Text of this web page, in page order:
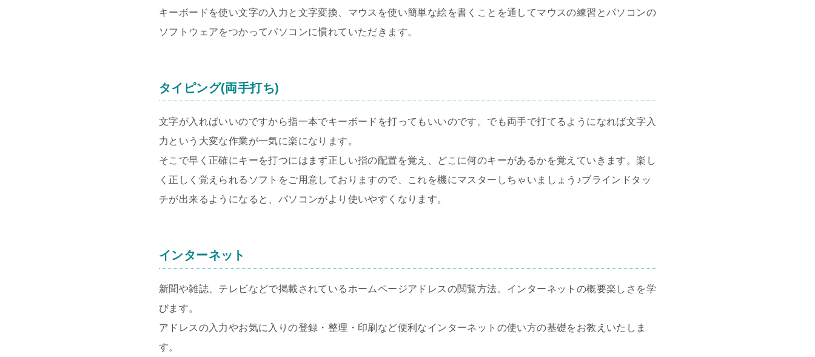
キーボードを使い文字の入力と文字変換、マウスを使い簡単な絵を書くことを通してマウスの練習とパソコンの
ソフトウェアをつかってパソコンに慣れていただきます。
タイピング(両手打ち)
文字が入ればいいのですから指一本でキーボードを打ってもいいのです。でも両手で打てるようになれば文字入
力という大変な作業が一気に楽になります。
そこで早く正確にキーを打つにはまず正しい指の配置を覚え、どこに何のキーがあるかを覚えていきます。楽し
く正しく覚えられるソフトをご用意しておりますので、これを機にマスターしちゃいましょう♪ブラインドタッ
チが出来るようになると、パソコンがより使いやすくなります。
インターネット
新聞や雑誌、テレビなどで掲載されているホームページアドレスの閲覧方法。インターネットの概要楽しさを学
びます。
アドレスの入力やお気に入りの登録・整理・印刷など便利なインターネットの使い方の基礎をお教えいたしま
す。